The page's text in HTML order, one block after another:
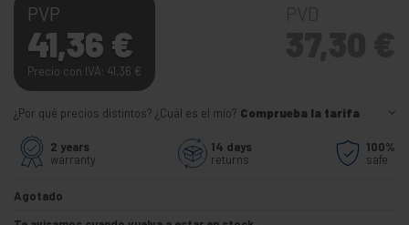
PVP
41,36 €
Precio con IVA: 41,36 €
¿Por qué precios distintos? ¿Cuál es el mío? Comprueba la tarifa
2 years
warranty
14 days
returns
100%
safe
Agotado